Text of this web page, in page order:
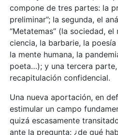
compone de tres partes: la
preliminar”; la segunda, el
“Metatemas” (la sociedad,
ciencia, la barbarie, la
la mente humana, la
poeta…); y una tercera
recapitulación confidencial.
Una nueva aportación, en
estimular un campo
quizá escasamente
ante la pregunta: ¿de qué